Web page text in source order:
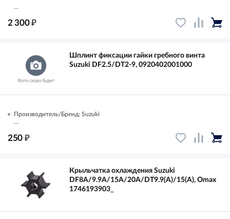
...
2 300₽
Шплинт фиксации гайки гребного винта
Suzuki DF2.5/DT2-9, 0920402001000
Производитель/Бренд: Suzuki
...
250 ₽
Крыльчатка охлаждения Suzuki
DF8A/9.9A/15A/20A/DT9.9(A)/15(A), Omax
1746193903_